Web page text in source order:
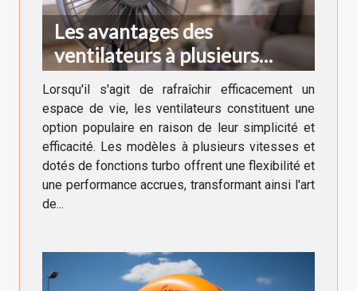
Les avantages des
ventilateurs à plusieurs
vitesses et fonctions turbo
Lorsqu'il s'agit de rafraîchir efficacement un
espace de vie, les ventilateurs constituent une
option populaire en raison de leur simplicité et
efficacité. Les modèles à plusieurs vitesses et
dotés de fonctions turbo offrent une flexibilité et
une performance accrues, transformant ainsi l'art
de...